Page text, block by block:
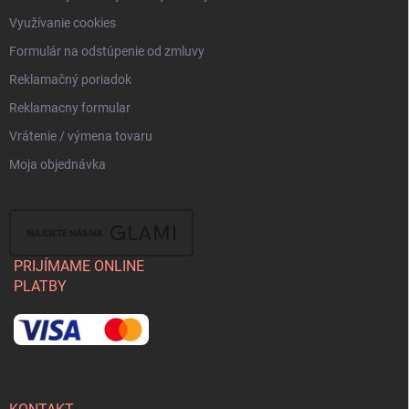
Využívanie cookies
Formulár na odstúpenie od zmluvy
Reklamačný poriadok
Reklamacny formular
Vrátenie / výmena tovaru
Moja objednávka
PRIJÍMAME ONLINE
PLATBY